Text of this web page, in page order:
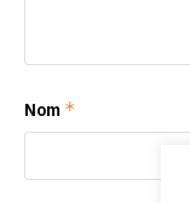
Nom *